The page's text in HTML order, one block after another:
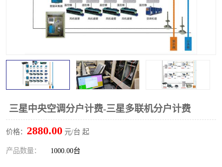
三星中央空调分户计费-三星多联机分户计费
价格： 2880.00 元/台 起
产品数量： 1000.00台